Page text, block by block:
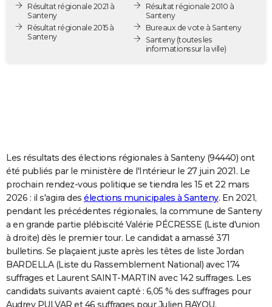
Destinations
City break
Voyage nature
Voyage de noces
Forum
PHOTO
GUIDES D'ACHAT
COPAINS D'AVANT
S'inscrire
Se connecter
Lycées
Collèges
Primaires
Universités
Entreprises
Service militaire
Avis de recherche
AVIS DE DÉCÈS
FORUM
Bricolage
Lifestyle
Culture
SportAuto
Television
Voyage
Cinema
Résultat régionale 2021 à
Santeny
Résultat régionale 2015 à
Santeny
Résultat régionale 2010 à
Santeny
Bureaux de vote à Santeny
Santeny(toutes les
informations sur la ville)
Les résultats des élections régionales à Santeny (94440) ont
été publiés par le ministère de l'Intérieur le 27 juin 2021. Le
prochain rendez-vous politique se tiendra les 15 et 22 mars
2026 : il s'agira des élections municipales à Santeny. En 2021,
pendant les précédentes régionales, la commune de Santeny
a en grande partie plébiscité Valérie PÉCRESSE (Liste d'union
à droite) dès le premier tour. Le candidat a amassé 371
bulletins. Se plaçaient juste après les têtes de liste Jordan
BARDELLA (Liste du Rassemblement National) avec 174
suffrages et Laurent SAINT-MARTIN avec 142 suffrages. Les
candidats suivants avaient capté : 6,05 % des suffrages pour
Audrey PULVAR et 46 suffrages pour Julien BAYOU.